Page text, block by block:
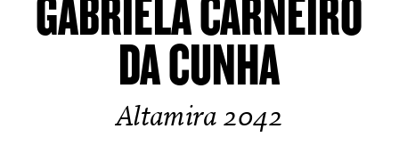
Le Théâtre
Billetterie en ligne
GABRIELA CARNEIRO
DA CUNHA
Altamira 2042